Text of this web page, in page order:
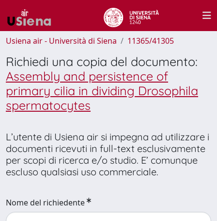
Usiena air - Università di Siena 11365/41305
Richiedi una copia del documento:
Assembly and persistence of
primary cilia in dividing Drosophila
spermatocytes
L’utente di Usiena air si impegna ad utilizzare i
documenti ricevuti in full-text esclusivamente
per scopi di ricerca e/o studio. E’ comunque
escluso qualsiasi uso commerciale.
Nome del richiedente